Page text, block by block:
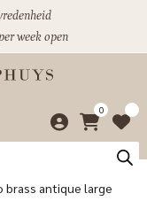
week open
0
brass antique large